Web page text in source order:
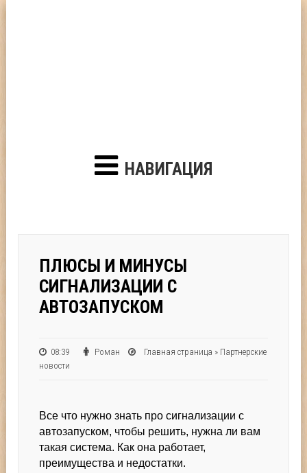
НАВИГАЦИЯ
ПЛЮСЫ И МИНУСЫ
СИГНАЛИЗАЦИИ С
АВТОЗАПУСКОМ
08:39 Роман Главная страница » Партнерские
новости
Все что нужно знать про сигнализации с
автозапуском, чтобы решить, нужна ли вам
такая система. Как она работает,
преимущества и недостатки.